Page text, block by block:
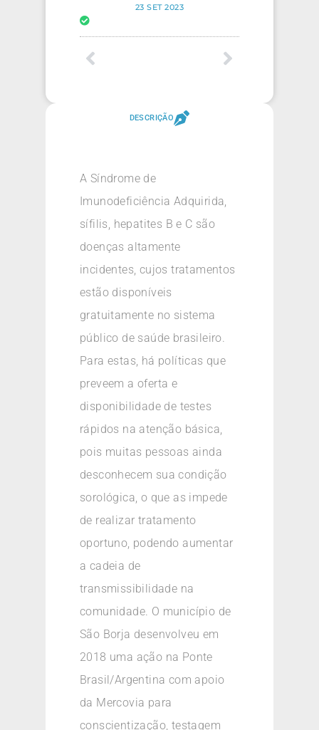
23 SET 2023
DESCRIÇÃO
A Síndrome de
Imunodeficiência Adquirida,
sífilis, hepatites B e C são
doenças altamente
incidentes, cujos tratamentos
estão disponíveis
gratuitamente no sistema
público de saúde brasileiro.
Para estas, há políticas que
preveem a oferta e
disponibilidade de testes
rápidos na atenção básica,
pois muitas pessoas ainda
desconhecem sua condição
sorológica, o que as impede
de realizar tratamento
oportuno, podendo aumentar
a cadeia de
transmissibilidade na
comunidade. O município de
São Borja desenvolveu em
2018 uma ação na Ponte
Brasil/Argentina com apoio
da Mercovia para
conscientização, testagem